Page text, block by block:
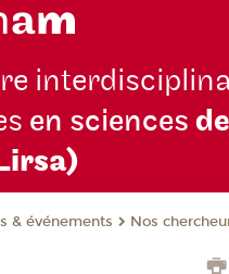
en sciencesde
& événements Nos